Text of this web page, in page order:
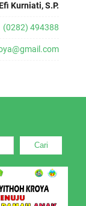
Kurniati, S.P.
(0282) 494388
Cari